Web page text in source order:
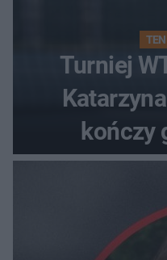
Turniej
kończy